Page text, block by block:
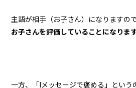
主語が相手（お子さん）になりますの
お子さんを評価していることになります
一方、「Iメッセージで褒める」という